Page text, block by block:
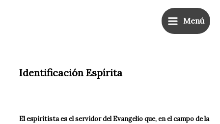
Main
Menu
Menú
Identificación Espírita
El espiritista es el servidor del Evangelio que, en el campo de la